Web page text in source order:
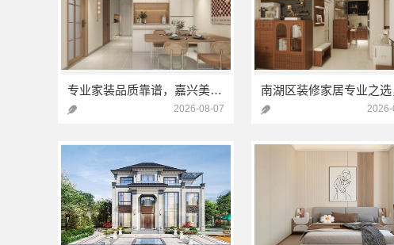
专业家装品质靠谱，嘉兴美居乐建材科技有限公司
2026-08-07